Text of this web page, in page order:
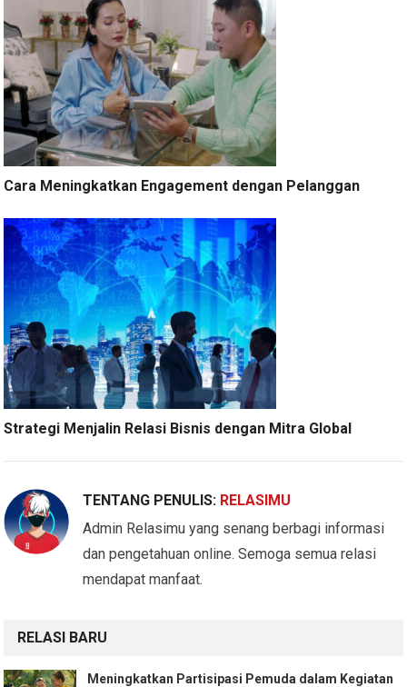
Cara Meningkatkan Engagement dengan Pelanggan
Strategi Menjalin Relasi Bisnis dengan Mitra Global
TENTANG PENULIS: RELASIMU
Admin Relasimu yang senang berbagi informasi
dan pengetahuan online. Semoga semua relasi
mendapat manfaat.
RELASI BARU
Meningkatkan Partisipasi Pemuda dalam Kegiatan